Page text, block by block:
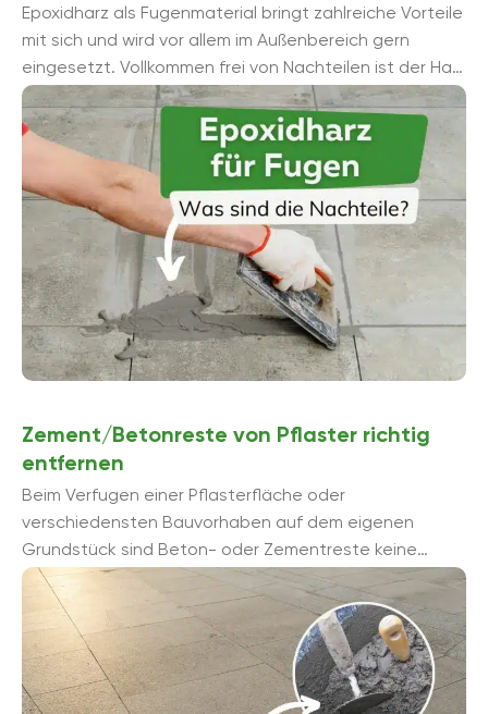
Epoxidharz als Fugenmaterial bringt zahlreiche Vorteile
mit sich und wird vor allem im Außenbereich gern
eingesetzt. Vollkommen frei von Nachteilen ist der Harz
allerdings nicht. Wir zeigen diese samt ...
Zement/Betonreste von Pflaster richtig
entfernen
Beim Verfugen einer Pflasterfläche oder
verschiedensten Bauvorhaben auf dem eigenen
Grundstück sind Beton- oder Zementreste keine
Seltenheit. Verschiedene Methoden stehen zur
Verfügung, um Zement von Pflaster zu ...